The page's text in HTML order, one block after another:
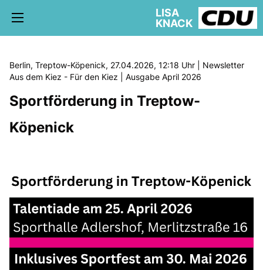
5. WAHLKREIS TREPTOW-KÖPENICK
schriftliche Anfragen
AUSSCHÜSSE
LISA
KNACK
Berlin, Treptow-Köpenick, 27.04.2026, 12:18 Uhr | Newsletter
Aus dem Kiez - Für den Kiez | Ausgabe April 2026
Sportförderung in Treptow-
Köpenick